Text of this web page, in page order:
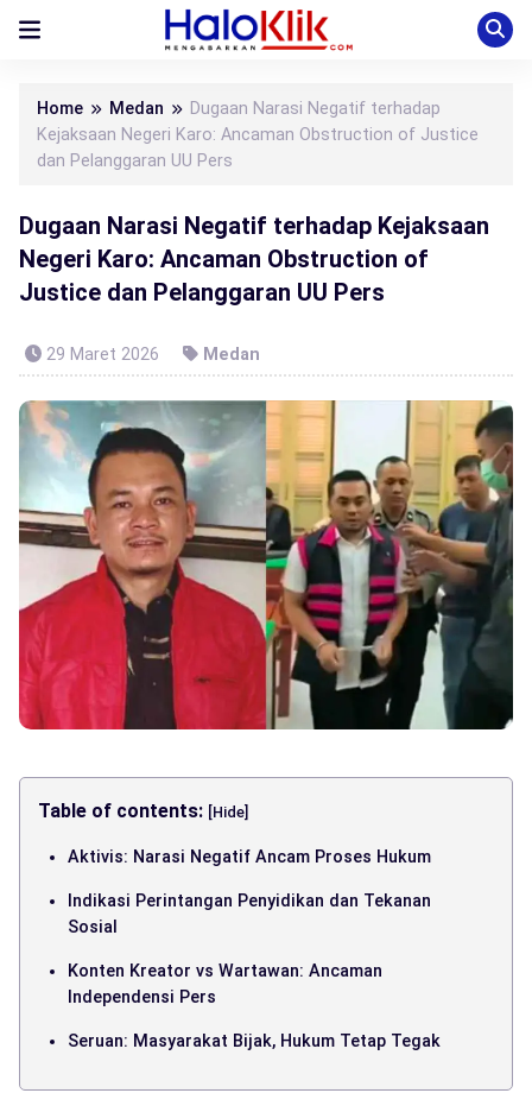
Home Medan
Dugaan Narasi Negatif terhadap
Kejaksaan Negeri Karo: Ancaman Obstruction of Justice
dan Pelanggaran UU Pers
Dugaan Narasi Negatif terhadap Kejaksaan
Negeri Karo: Ancaman Obstruction of
Justice dan Pelanggaran UU Pers
29 Maret 2026 Medan
Table of contents: [Hide]
Aktivis: Narasi Negatif Ancam Proses Hukum
Indikasi Perintangan Penyidikan dan Tekanan
Sosial
Konten Kreator vs Wartawan: Ancaman
Independensi Pers
Seruan: Masyarakat Bijak, Hukum Tetap Tegak